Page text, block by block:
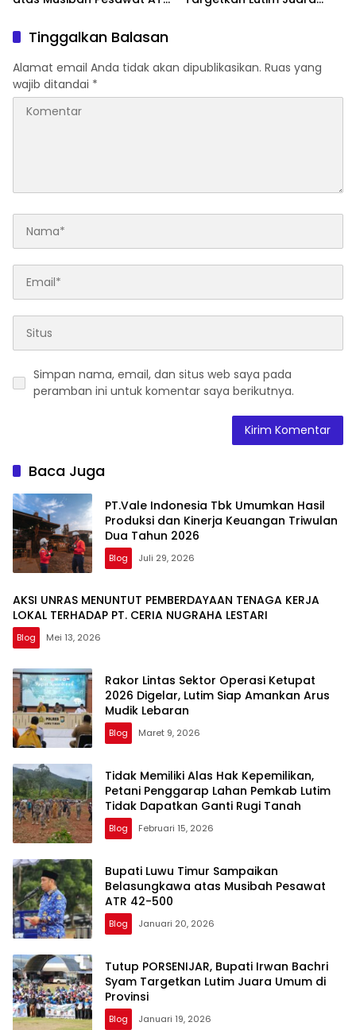
Tinggalkan Balasan
Alamat email Anda tidak akan dipublikasikan. Ruas yang
wajib ditandai *
Simpan nama, email, dan situs web saya pada
peramban ini untuk komentar saya berikutnya.
Baca Juga
PT.Vale Indonesia Tbk Umumkan Hasil
Produksi dan Kinerja Keuangan Triwulan
Dua Tahun 2026
Blog Juli 29, 2026
AKSI UNRAS MENUNTUT PEMBERDAYAAN TENAGA KERJA
LOKAL TERHADAP PT. CERIA NUGRAHA LESTARI
Blog Mei 13, 2026
Rakor Lintas Sektor Operasi Ketupat
2026 Digelar, Lutim Siap Amankan Arus
Mudik Lebaran
Blog Maret 9, 2026
Tidak Memiliki Alas Hak Kepemilikan,
Petani Penggarap Lahan Pemkab Lutim
Tidak Dapatkan Ganti Rugi Tanah
Blog Februari 15, 2026
Bupati Luwu Timur Sampaikan
Belasungkawa atas Musibah Pesawat
ATR 42-500
Blog Januari 20, 2026
Tutup PORSENIJAR, Bupati Irwan Bachri
Syam Targetkan Lutim Juara Umum di
Provinsi
Blog Januari 19, 2026